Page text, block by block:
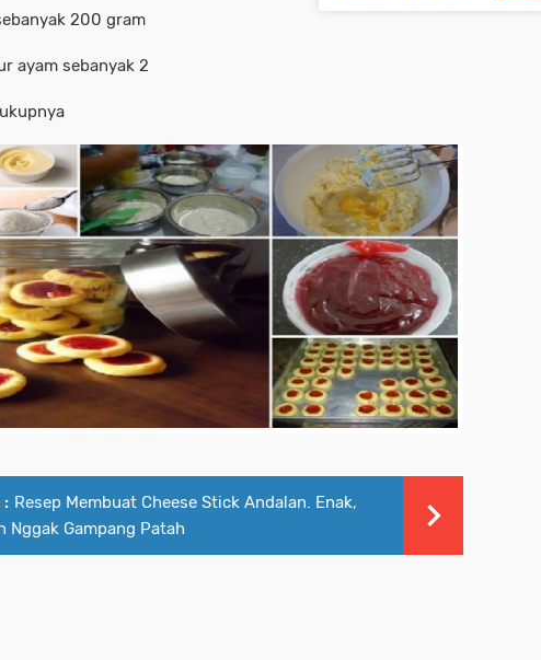
200 gram
ayam sebanyak 2
: Resep Membuat Cheese Stick Andalan. Enak,
Nggak Gampang Patah